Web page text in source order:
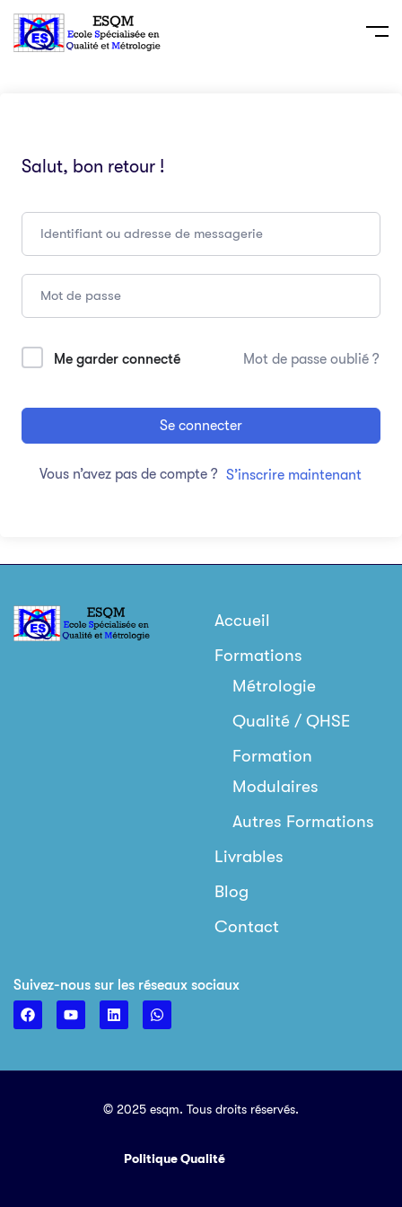
Salut, bon retour !
Me garder connecté Mot de passe oublié ?
Se connecter
Vous n’avez pas de compte ? S’inscrire maintenant
Accueil
Formations
Métrologie
Qualité / QHSE
Formation
Modulaires
Autres Formations
Livrables
Blog
Contact
Suivez-nous sur les réseaux sociaux
© 2025 esqm. Tous droits réservés.
Politique Qualité